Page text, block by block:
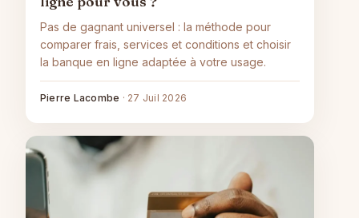
Pas de gagnant universel : la méthode pour
comparer frais, services et conditions et choisir
la banque en ligne adaptée à votre usage.
Pierre Lacombe · 27 Juil 2026